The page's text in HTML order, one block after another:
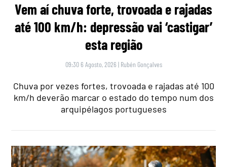
Vem aí chuva forte, trovoada e rajadas
até 100 km/h: depressão vai ‘castigar’
esta região
09:30 6 Agosto, 2026 | Rubén Gonçalves
Chuva por vezes fortes, trovoada e rajadas até 100
km/h deverão marcar o estado do tempo num dos
arquipélagos portugueses